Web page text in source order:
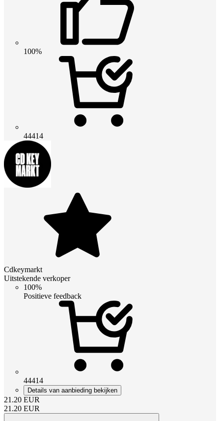
100%
44414
Cdkeymarkt
Uitstekende verkoper
100%
Positieve feedback
44414
Details van aanbieding bekijken
21.20 EUR
21.20 EUR